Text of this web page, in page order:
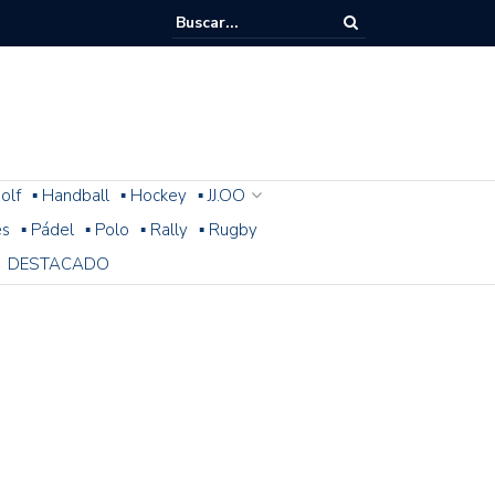
▪ Handball ▪ Hockey ▪ JJ.OO
▪ Pádel ▪ Polo ▪ Rally ▪ Rugby
DESTACADO